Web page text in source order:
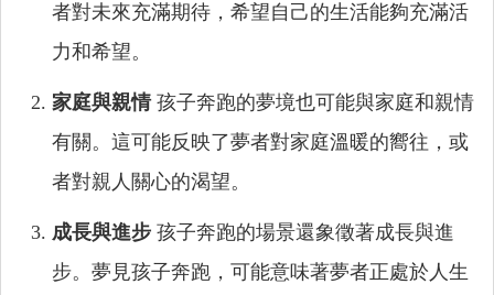
者對未來充滿期待，希望自己的生活能夠充滿活
力和希望。
家庭與親情孩子奔跑的夢境也可能與家庭和親情
有關。這可能反映了夢者對家庭溫暖的嚮往，或
者對親人關心的渴望。
成長與進步 孩子奔跑的場景還象徵著成長與進
步。夢見孩子奔跑，可能意味著夢者正處於人生